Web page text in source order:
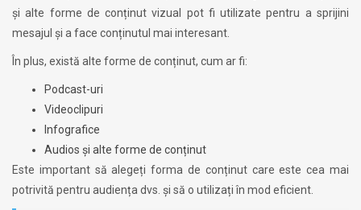
și alte forme de conținut vizual pot fi utilizate pentru a sprijini
mesajul și a face conținutul mai interesant.
În plus, există alte forme de conținut, cum ar fi:
Podcast-uri
Videoclipuri
Infografice
Audios și alte forme de conținut
Este important să alegeți forma de conținut care este cea mai
potrivită pentru audiența dvs. și să o utilizați în mod eficient.